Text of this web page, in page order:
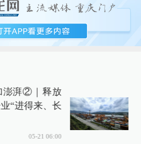
澎湃②｜释放
“进得来、长
05-21 06:00